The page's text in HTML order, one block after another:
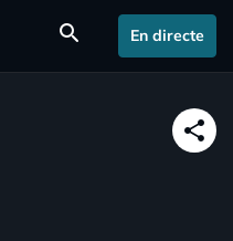
search En directe
share